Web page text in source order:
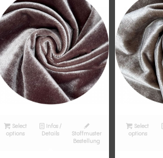
Select
options
Infos /
Details
Stoffmuster
Bestellung
Select
options